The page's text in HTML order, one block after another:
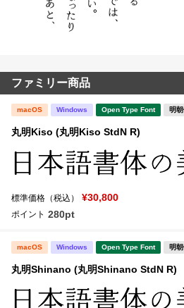
ファミリー商品
macOS Windows Open Type Font 明
丸明Kiso (丸明Kiso StdN R)
標準価格（税込） ¥30,800
ポイント 280pt
macOS Windows Open Type Font 明
丸明Shinano (丸明Shinano StdN R)